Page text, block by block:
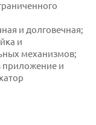
и долговечная;
и
механизмов;
приложение и